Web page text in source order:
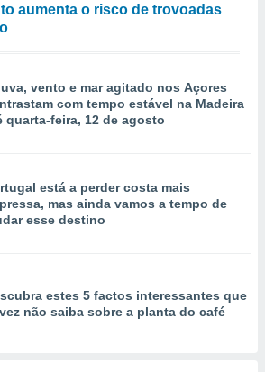
aumenta o risco de trovoadas
vento e mar agitado nos Açores
com tempo estável na Madeira
quarta-feira, 12 de agosto
está a perder costa mais
mas ainda vamos a tempo de
esse destino
estes 5 factos interessantes que
não saiba sobre a planta do café